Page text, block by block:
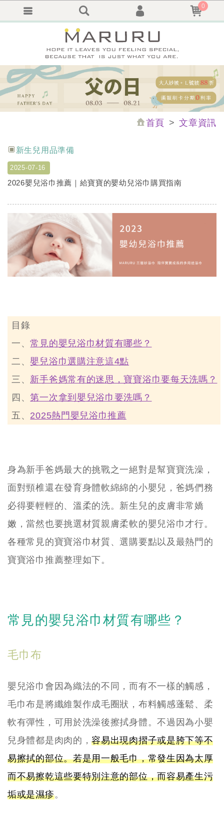
首頁 文章資訊
新生兒用品準備
2025-07-16
2026嬰兒浴巾推薦｜給寶寶的嬰幼兒浴巾購買指南
目錄
一、常見的嬰兒浴巾材質有哪些？
二、嬰兒浴巾選購注意這4點
三、 新手爸媽常有的迷思，寶寶浴巾要每天洗嗎？
四、第一次拿到嬰兒浴巾要洗嗎？
五、 2025熱門嬰兒浴巾推薦
身為新手爸媽最大的挑戰之一絕對是幫寶寶洗澡，
面對頸椎還在發育身體軟綿綿的小嬰兒，爸媽們務
必得要輕輕的、溫柔的洗。新生兒的皮膚非常嬌
嫩，當然也要挑選材質親膚柔軟的嬰兒浴巾才行。
各種常見的寶寶浴巾材質、選購要點以及最熱門的
寶寶浴巾推薦整理如下。
常見的嬰兒浴巾材質有哪些？
毛巾布
嬰兒浴巾會因為織法的不同，而有不一樣的觸感，
毛巾布是將纖維製作成毛圈狀，布料觸感蓬鬆、柔
軟有彈性，可用於洗澡後擦拭身體。不過因為小嬰
兒身體都是肉肉的，容易出現肉摺子或是胯下等不
易擦拭的部位。若是用一般毛巾，常發生因為太厚
而不易擦乾這些要特別注意的部位，而容易產生污
垢或是濕疹。
0
會員登入
會員註冊
忘記密碼
訂單查詢
繁體中文